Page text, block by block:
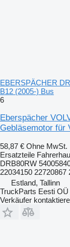
EBERSPÄCHER
B12 (2005-) Bus
6
Eberspächer
Gebläsemotor für
58,87 € Ohne MwSt.
Ersatzteile
DRB80RW
22034150 22720867
Estland, Tallinn
TruckParts Eesti OÜ
Verkäufer